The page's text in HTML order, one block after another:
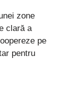
zone
clară a
pe
pentru